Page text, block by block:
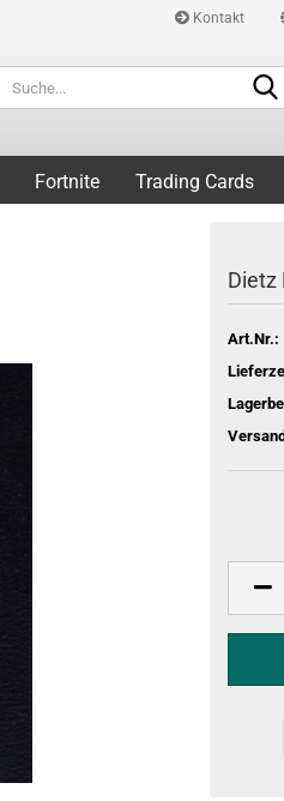
Kontakt
Fortnite Trading Cards
Dietz
Art.Nr.: